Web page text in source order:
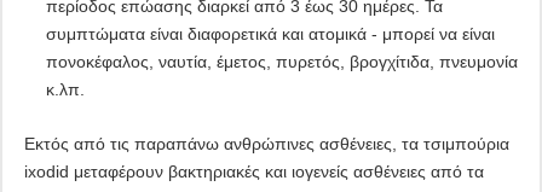
περίοδος επώασης διαρκεί από 3 έως 30 ημέρες. Τα
συμπτώματα είναι διαφορετικά και ατομικά - μπορεί να είναι
πονοκέφαλος, ναυτία, έμετος, πυρετός, βρογχίτιδα, πνευμονία
κ.λπ.
Εκτός από τις παραπάνω ανθρώπινες ασθένειες, τα τσιμπούρια
ixodid μεταφέρουν βακτηριακές και ιογενείς ασθένειες από τα